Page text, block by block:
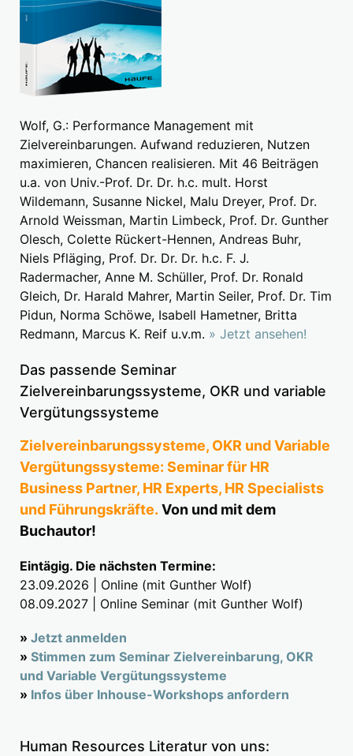
Wolf, G.: Performance Management mit
Zielvereinbarungen. Aufwand reduzieren, Nutzen
maximieren, Chancen realisieren. Mit 46 Beiträgen
u.a. von Univ.-Prof. Dr. Dr. h.c. mult. Horst
Wildemann, Susanne Nickel, Malu Dreyer, Prof. Dr.
Arnold Weissman, Martin Limbeck, Prof. Dr. Gunther
Olesch, Colette Rückert-Hennen, Andreas Buhr,
Niels Pfläging, Prof. Dr. Dr. Dr. h.c. F. J.
Radermacher, Anne M. Schüller, Prof. Dr. Ronald
Gleich, Dr. Harald Mahrer, Martin Seiler, Prof. Dr. Tim
Pidun, Norma Schöwe, Isabell Hametner, Britta
Redmann, Marcus K. Reif u.v.m. » Jetzt ansehen!
Das passende Seminar
Zielvereinbarungssysteme, OKR und variable
Vergütungssysteme
Zielvereinbarungssysteme, OKR und Variable
Vergütungssysteme: Seminar für HR
Business Partner, HR Experts, HR Specialists
und Führungskräfte. Von und mit dem
Buchautor!
Eintägig. Die nächsten Termine:
23.09.2026 | Online (mit Gunther Wolf)
08.09.2027 | Online Seminar (mit Gunther Wolf)
» Jetzt anmelden
» Stimmen zum Seminar Zielvereinbarung, OKR
und Variable Vergütungssysteme
» Infos über Inhouse-Workshops anfordern
Human Resources Literatur von uns: